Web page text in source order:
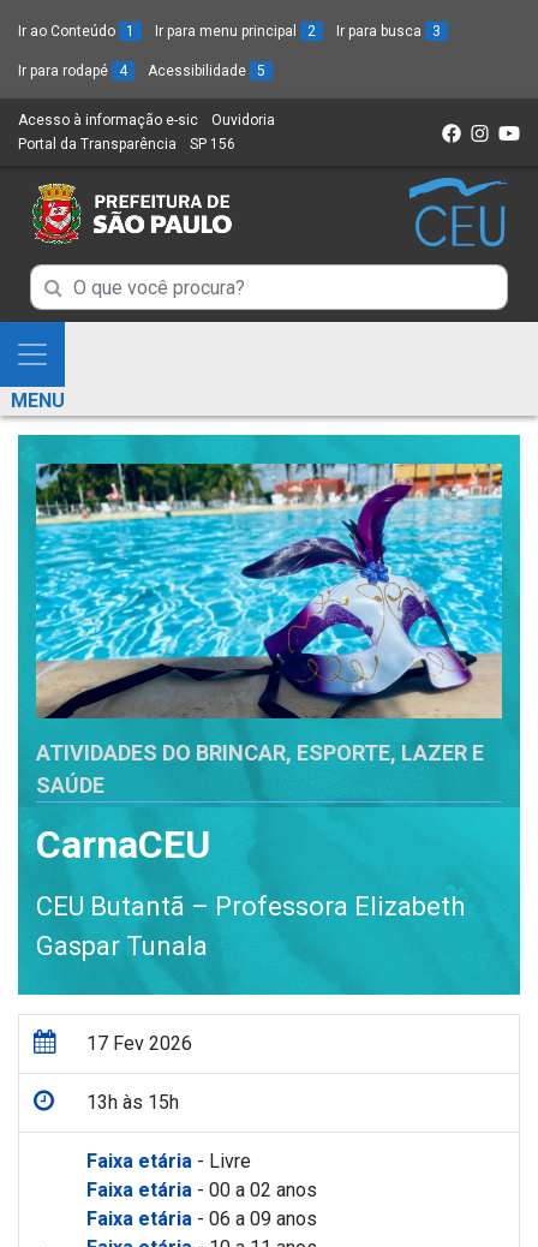
Ir ao Conteúdo 1 Ir para menu principal 2 Ir para busca 3
Ir para rodapé 4 Acessibilidade 5
Acesso à informação e-sic (Link
para
novo
sítio)
Ouvidoria
Portal da Transparência (Link
um
novo
SP 156
Campo
de
Busca
de
informações
Campo
de
de
informações
Mostra
e
Esconde
Menu
MENU
ATIVIDADES DO BRINCAR, ESPORTE, LAZER E
SAÚDE
CarnaCEU
CEU Butantã – Professora Elizabeth
Gaspar Tunala
17 Fev 2026
13h às 15h
Faixa etária - Livre
Faixa etária - 00 a 02 anos
Faixa etária - 06 a 09 anos